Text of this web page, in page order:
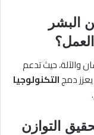
البشر
والآلة، حيث تدعم
دمجالتكنولوجيا
التوازن